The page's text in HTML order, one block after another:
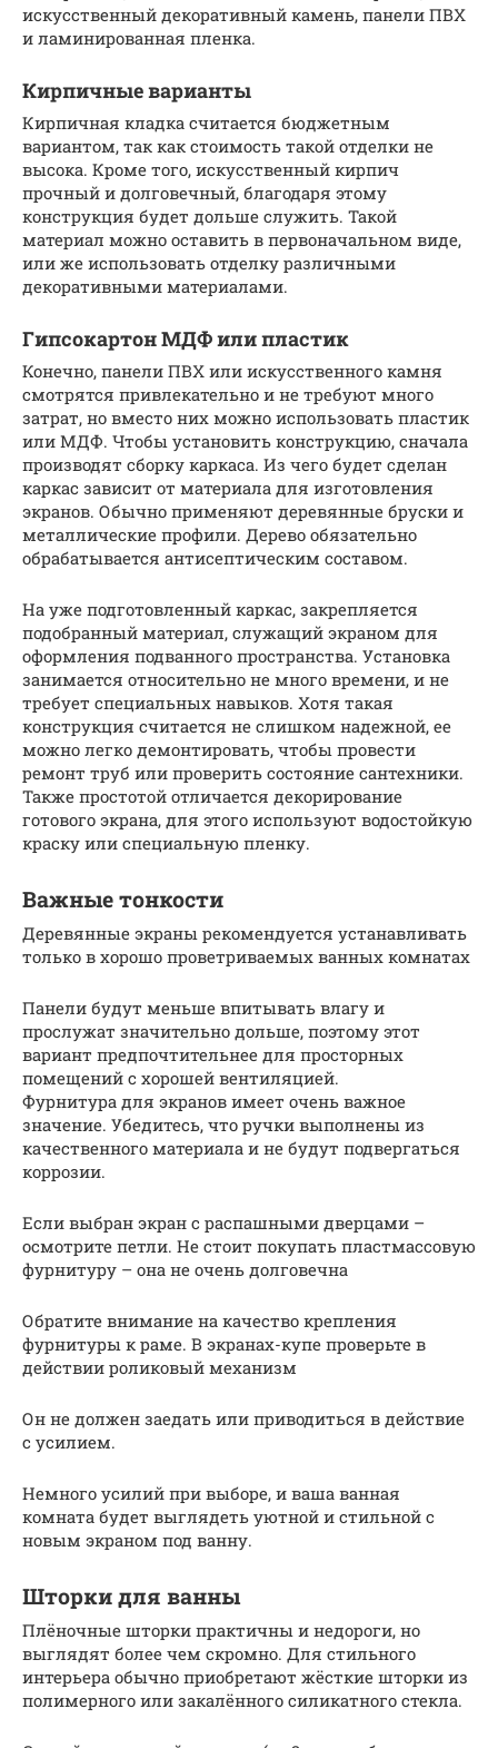
искусственный декоративный камень, панели ПВХ
и ламинированная пленка.
Кирпичные варианты
Кирпичная кладка считается бюджетным
вариантом, так как стоимость такой отделки не
высока. Кроме того, искусственный кирпич
прочный и долговечный, благодаря этому
конструкция будет дольше служить. Такой
материал можно оставить в первоначальном виде,
или же использовать отделку различными
декоративными материалами.
Гипсокартон МДФ или пластик
Конечно, панели ПВХ или искусственного камня
смотрятся привлекательно и не требуют много
затрат, но вместо них можно использовать пластик
или МДФ. Чтобы установить конструкцию, сначала
производят сборку каркаса. Из чего будет сделан
каркас зависит от материала для изготовления
экранов. Обычно применяют деревянные бруски и
металлические профили. Дерево обязательно
обрабатывается антисептическим составом.
На уже подготовленный каркас, закрепляется
подобранный материал, служащий экраном для
оформления подванного пространства. Установка
занимается относительно не много времени, и не
требует специальных навыков. Хотя такая
конструкция считается не слишком надежной, ее
можно легко демонтировать, чтобы провести
ремонт труб или проверить состояние сантехники.
Также простотой отличается декорирование
готового экрана, для этого используют водостойкую
краску или специальную пленку.
Важные тонкости
Деревянные экраны рекомендуется устанавливать
только в хорошо проветриваемых ванных комнатах
Панели будут меньше впитывать влагу и
прослужат значительно дольше, поэтому этот
вариант предпочтительнее для просторных
помещений с хорошей вентиляцией.
Фурнитура для экранов имеет очень важное
значение. Убедитесь, что ручки выполнены из
качественного материала и не будут подвергаться
коррозии.
Если выбран экран с распашными дверцами –
осмотрите петли. Не стоит покупать пластмассовую
фурнитуру – она не очень долговечна
Обратите внимание на качество крепления
фурнитуры к раме. В экранах-купе проверьте в
действии роликовый механизм
Он не должен заедать или приводиться в действие
с усилием.
Немного усилий при выборе, и ваша ванная
комната будет выглядеть уютной и стильной с
новым экраном под ванну.
Шторки для ванны
Плёночные шторки практичны и недороги, но
выглядят более чем скромно. Для стильного
интерьера обычно приобретают жёсткие шторки из
полимерного или закалённого силикатного стекла.